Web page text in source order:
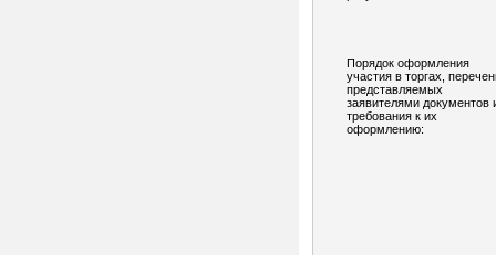
Порядок оформления
участия в торгах,
представляемых
заявителями документов
требования к их
оформлению: